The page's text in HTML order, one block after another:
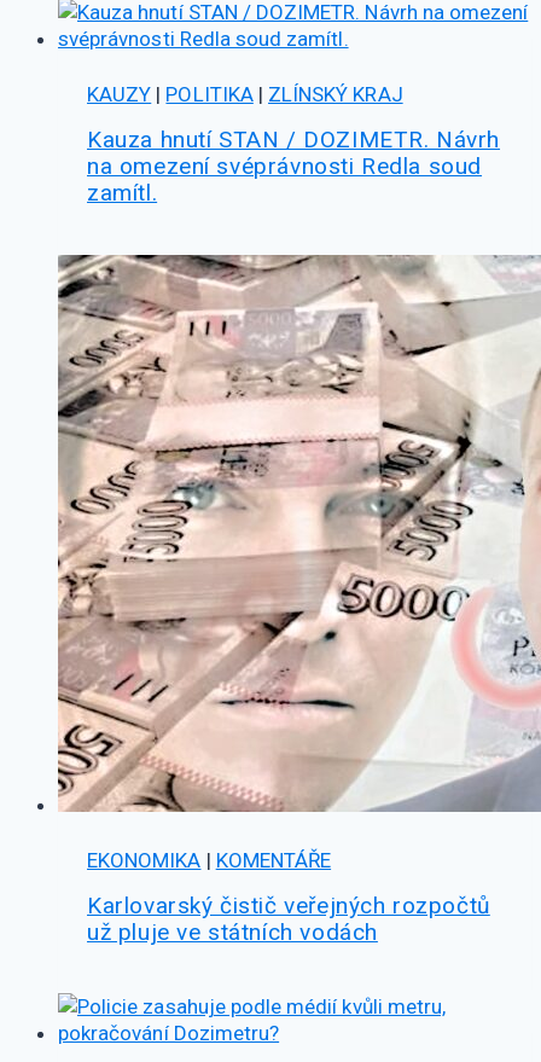
KAUZY | POLITIKA| ZLÍNSKÝ KRAJ
Kauza hnutí STAN / DOZIMETR. Návrh
na omezení svéprávnosti Redla soud
zamítl.
EKONOMIKA | KOMENTÁŘE
Karlovarský čistič veřejných rozpočtů
už pluje ve státních vodách